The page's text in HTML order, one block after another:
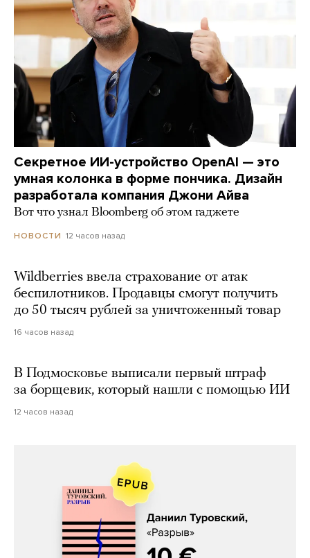
Секретное ИИ-устройство OpenAI — это
умная колонка в форме пончика. Дизайн
разработала компания Джони Айва
Вот что узнал Bloomberg об этом гаджете
НОВОСТИ 12 часов назад
Wildberries ввела страхование от атак
беспилотников. Продавцы смогут получить
до 50 тысяч рублей за уничтоженный товар
16 часов назад
В Подмосковье выписали первый штраф
за борщевик, который нашли с помощью ИИ
12 часов назад